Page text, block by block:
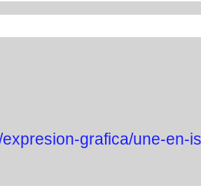
grafica/une-en-